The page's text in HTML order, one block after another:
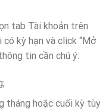
tab Tài khoản trên
kỳ hạn và click “Mở
tin cần chú ý:
tháng hoặc cuối kỳ tùy